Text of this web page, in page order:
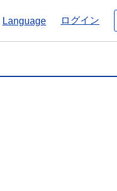
Language ログイン